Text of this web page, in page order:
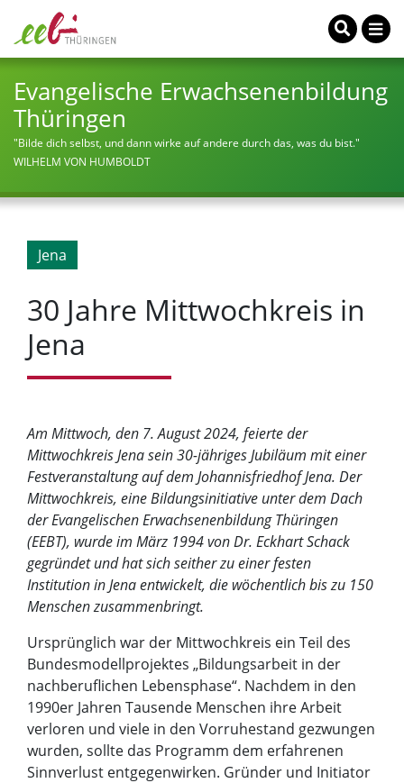
Evangelische Erwachsenenbildung
Thüringen
"Bilde dich selbst, und dann wirke auf andere durch das, was du bist."
WILHELM VON HUMBOLDT
Jena
30 Jahre Mittwochkreis in
Jena
Am Mittwoch, den 7. August 2024, feierte der
Mittwochkreis Jena sein 30-jähriges Jubiläum mit einer
Festveranstaltung auf dem Johannisfriedhof Jena. Der
Mittwochkreis, eine Bildungsinitiative unter dem Dach
der Evangelischen Erwachsenenbildung Thüringen
(EEBT), wurde im März 1994 von Dr. Eckhart Schack
gegründet und hat sich seither zu einer festen
Institution in Jena entwickelt, die wöchentlich bis zu 150
Menschen zusammenbringt.
Ursprünglich war der Mittwochkreis ein Teil des
Bundesmodellprojektes „Bildungsarbeit in der
nachberuflichen Lebensphase“. Nachdem in den
1990er Jahren Tausende Menschen ihre Arbeit
verloren und viele in den Vorruhestand gezwungen
wurden, sollte das Programm dem erfahrenen
Sinnverlust entgegenwirken. Gründer und Initiator